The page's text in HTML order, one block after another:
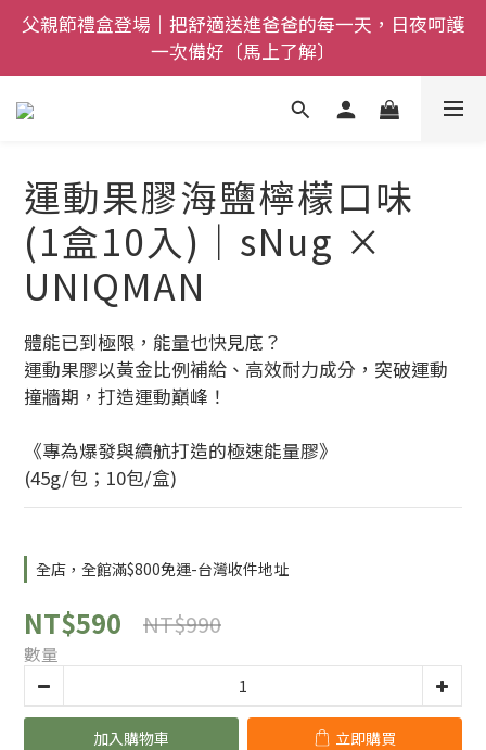
全館$800免運｜任搭８折起｜滿額再送新品-悠哉斑馬
襪〔立即了解〕
全館$800免運｜任搭８折起｜滿額再送新品-悠哉斑馬
襪〔立即了解〕
運動果膠海鹽檸檬口味
(1盒10入)｜sNug ×
UNIQMAN
體能已到極限，能量也快見底？
運動果膠以黃金比例補給、高效耐力成分，突破運動
撞牆期，打造運動巔峰！
《專為爆發與續航打造的極速能量膠》
(45g/包；10包/盒)
全店，全館滿$800免運-台灣收件地址
NT$590 NT$990
數量
加入購物車 立即購買